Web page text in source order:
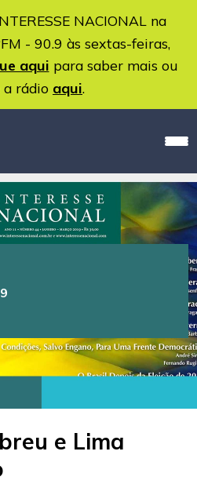
NACIONAL na
- 90.9 às sextas-feiras,
aqui para saber mais ou
a rádio aqui.
e Lima